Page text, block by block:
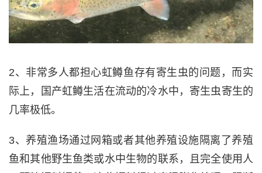
2、非常多人都担心虹鳟鱼存有寄生虫的问题，而实
际上，国产虹鳟生活在流动的冷水中，寄生虫寄生的
几率极低。
3、养殖渔场通过网箱或者其他养殖设施隔离了养殖
鱼和其他野生鱼类或水中生物的联系，且完全使用人